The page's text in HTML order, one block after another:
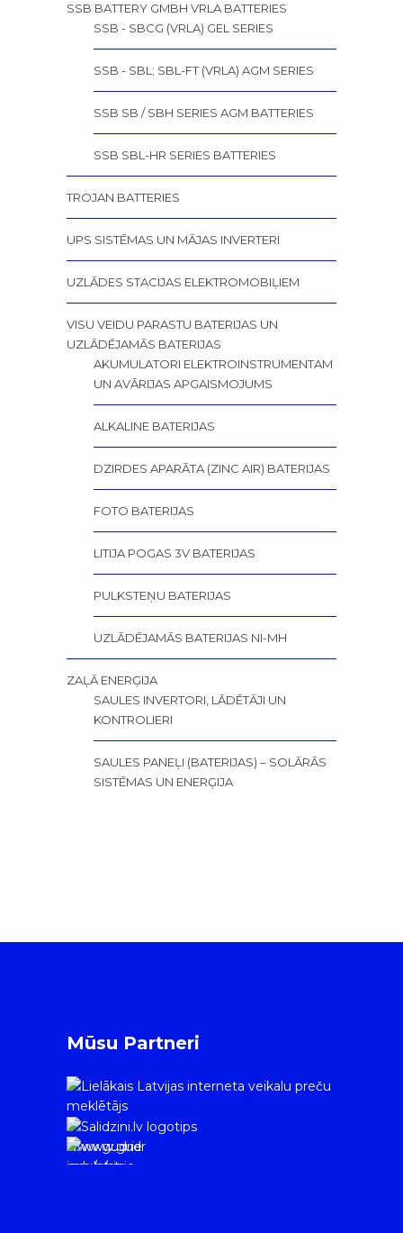
SSB BATTERY GMBH VRLA BATTERIES
SSB - SBCG (VRLA) GEL SERIES
SSB - SBL; SBL-FT (VRLA) AGM SERIES
SSB SB / SBH SERIES AGM BATTERIES
SSB SBL-HR SERIES BATTERIES
TROJAN BATTERIES
UPS SISTĒMAS UN MĀJAS INVERTERI
UZLĀDES STACIJAS ELEKTROMOBIĻIEM
VISU VEIDU PARASTU BATERIJAS UN
UZLĀDĒJAMĀS BATERIJAS
AKUMULATORI ELEKTROINSTRUMENTAM
UN AVĀRIJAS APGAISMOJUMS
ALKALINE BATERIJAS
DZIRDES APARĀTA (ZINC AIR) BATERIJAS
FOTO BATERIJAS
LITIJA POGAS 3V BATERIJAS
PULKSTEŅU BATERIJAS
UZLĀDĒJAMĀS BATERIJAS NI-MH
ZAĻĀ ENERĢIJA
SAULES INVERTORI, LĀDĒTĀJI UN
KONTROLIERI
SAULES PANEĻI (BATERIJAS) – SOLĀRĀS
SISTĒMAS UN ENERĢIJA
Mūsu Partneri
www.gudrie
m.lv/atrie-